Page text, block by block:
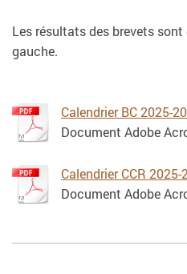
Les résultats des brevets
gauche.
Calendrier BC 2025-
Document Adobe
Calendrier CCR
Document Adobe